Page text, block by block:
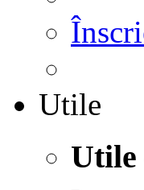
Utile
Utile